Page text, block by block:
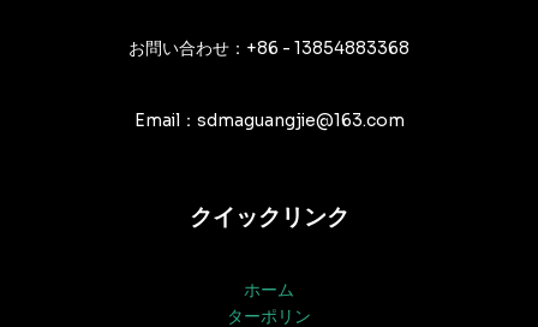
お問い合わせ：+86 - 13854883368
Email：sdmaguangjie@163.com
クイックリンク
ホーム
ターポリン